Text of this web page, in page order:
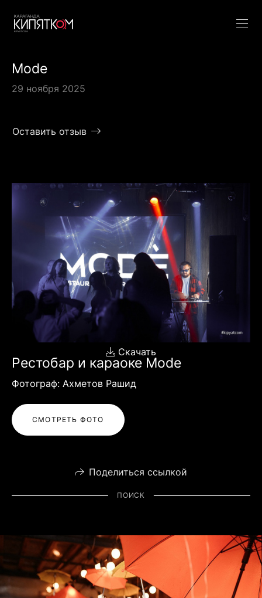
Mode
29 ноября 2025
Оставить отзыв
Скачать
Рестобар и караоке Mode
Фотограф: Ахметов Рашид
СМОТРЕТЬ ФОТО
Поделиться ссылкой
ПОИСК